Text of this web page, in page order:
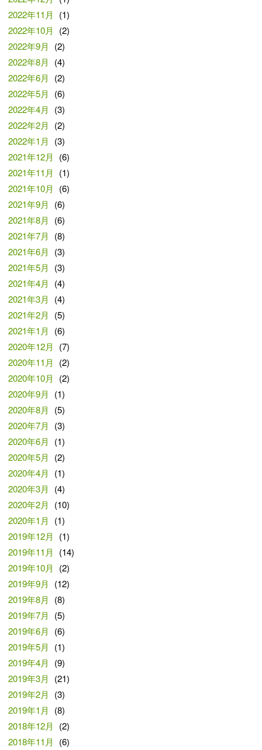
2022年11月
(1)
2022年10月
(2)
2022年9月
(2)
2022年8月
(4)
2022年6月
(2)
2022年5月
(6)
2022年4月
(3)
2022年2月
(2)
2022年1月
(3)
2021年12月
(6)
2021年11月
(1)
2021年10月
(6)
2021年9月
(6)
2021年8月
(6)
2021年7月
(8)
2021年6月
(3)
2021年5月
(3)
2021年4月
(4)
2021年3月
(4)
2021年2月
(5)
2021年1月
(6)
2020年12月
(7)
2020年11月
(2)
2020年10月
(2)
2020年9月
(1)
2020年8月
(5)
2020年7月
(3)
2020年6月
(1)
2020年5月
(2)
2020年4月
(1)
2020年3月
(4)
2020年2月
(10)
2020年1月
(1)
2019年12月
(1)
2019年11月
(14)
2019年10月
(2)
2019年9月
(12)
2019年8月
(8)
2019年7月
(5)
2019年6月
(6)
2019年5月
(1)
2019年4月
(9)
2019年3月
(21)
2019年2月
(3)
2019年1月
(8)
2018年12月
(2)
2018年11月
(6)